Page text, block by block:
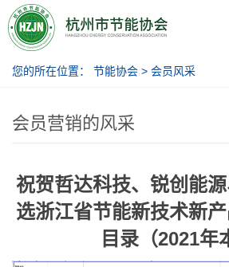
节能协会
您的所在位置： 节能协会 > 会员风采
会员营销的风采
祝贺哲达科技、锐创能
选浙江省节能新技术新
目录（2021年